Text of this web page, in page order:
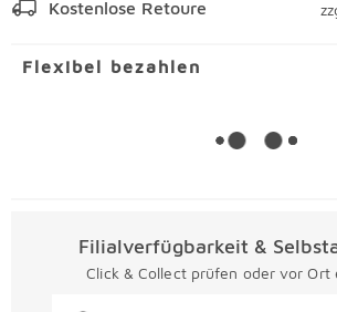
Kostenlose Retoure
Flexibel bezahlen
Filialverfügbarkeit &
Click & Collect prüfen oder vor Ort